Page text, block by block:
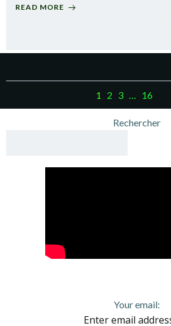
READ MORE
navigation
Page
1 Page
2 Page
3 … Page
16
Rechercher
Your email: